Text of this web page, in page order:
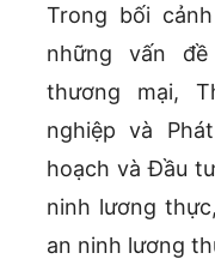
Trong bối
những vấn
thương mại,
nghiệp và
hoạch và Đầu
ninh lương
an ninh lương